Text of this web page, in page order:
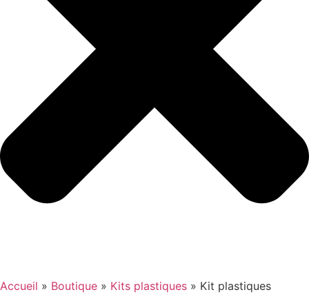
Accueil » Boutique » Kits plastiques » Kit plastiques